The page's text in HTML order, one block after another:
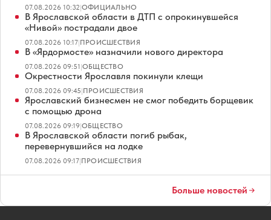
07.08.2026 10:32|ОФИЦИАЛЬНО
В Ярославской области в ДТП с опрокинувшейся
«Нивой» пострадали двое
07.08.2026 10:17|ПРОИСШЕСТВИЯ
В «Ярдормосте» назначили нового директора
07.08.2026 09:51|ОБЩЕСТВО
Окрестности Ярославля покинули клещи
07.08.2026 09:45|ПРОИСШЕСТВИЯ
Ярославский бизнесмен не смог победить борщевик
с помощью дрона
07.08.2026 09:19|ОБЩЕСТВО
В Ярославской области погиб рыбак,
перевернувшийся на лодке
07.08.2026 09:17|ПРОИСШЕСТВИЯ
Больше новостей